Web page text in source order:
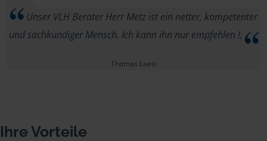
Unser VLH Berater Herr Metz ist ein netter, kompetenter
und sachkundiger Mensch. Ich kann ihn nur empfehlen !,
Thomas Laeis
Ihre Vorteile